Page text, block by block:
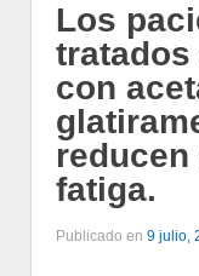
Los
tratados
con
fatiga.
Publicado en 9 julio,